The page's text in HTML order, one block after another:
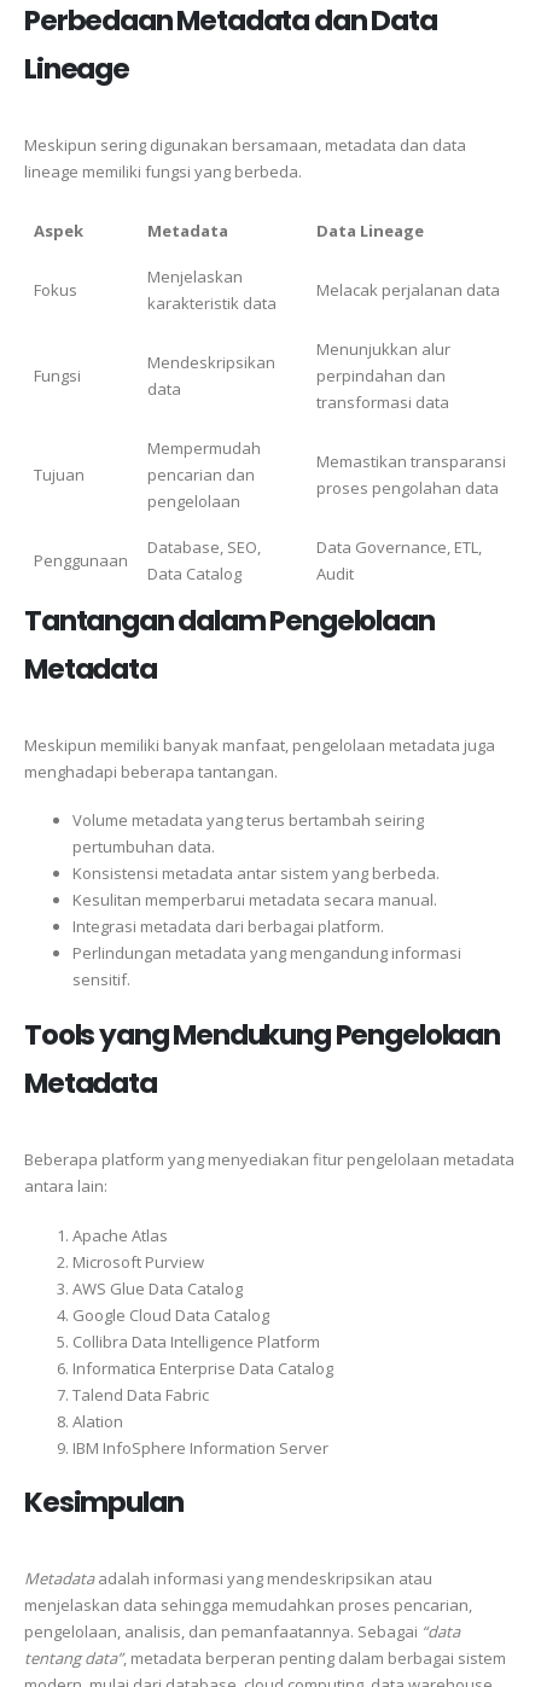
Perbedaan Metadata dan Data
Lineage
Meskipun sering digunakan bersamaan, metadata dan data
lineage memiliki fungsi yang berbeda.
Aspek Metadata Data Lineage
Fokus
Menjelaskan
karakteristik data
Melacak perjalanan data
Fungsi
Mendeskripsikan
data
Menunjukkan alur
perpindahan dan
transformasi data
Tujuan
Mempermudah
pencarian dan
pengelolaan
Memastikan transparansi
proses pengolahan data
Penggunaan
Database, SEO,
Data Catalog
Data Governance, ETL,
Audit
Tantangan dalam Pengelolaan
Metadata
Meskipun memiliki banyak manfaat, pengelolaan metadata juga
menghadapi beberapa tantangan.
Volume metadata yang terus bertambah seiring
pertumbuhan data.
Konsistensi metadata antar sistem yang berbeda.
Kesulitan memperbarui metadata secara manual.
Integrasi metadata dari berbagai platform.
Perlindungan metadata yang mengandung informasi
sensitif.
Tools yang Mendukung Pengelolaan
Metadata
Beberapa platform yang menyediakan fitur pengelolaan metadata
antara lain:
Apache Atlas
Microsoft Purview
AWS Glue Data Catalog
Google Cloud Data Catalog
Collibra Data Intelligence Platform
Informatica Enterprise Data Catalog
Talend Data Fabric
Alation
IBM InfoSphere Information Server
Kesimpulan
Metadataadalah informasi yang mendeskripsikan atau
menjelaskan data sehingga memudahkan proses pencarian,
pengelolaan, analisis, dan pemanfaatannya. Sebagai “data
tentang data”, metadata berperan penting dalam berbagai sistem